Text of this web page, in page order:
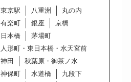
東京駅 八重洲
丸の内
有楽町
銀座
京橋
日本橋
茅場町
人形町・東日本橋・水天宮前
神田
秋葉原・御茶ノ水
神保町
水道橋
九段下